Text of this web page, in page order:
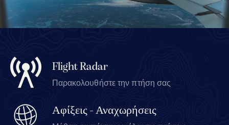
Flight Radar
Παρακολουθήστε την πτήση σας
Αφίξεις - Αναχωρήσεις